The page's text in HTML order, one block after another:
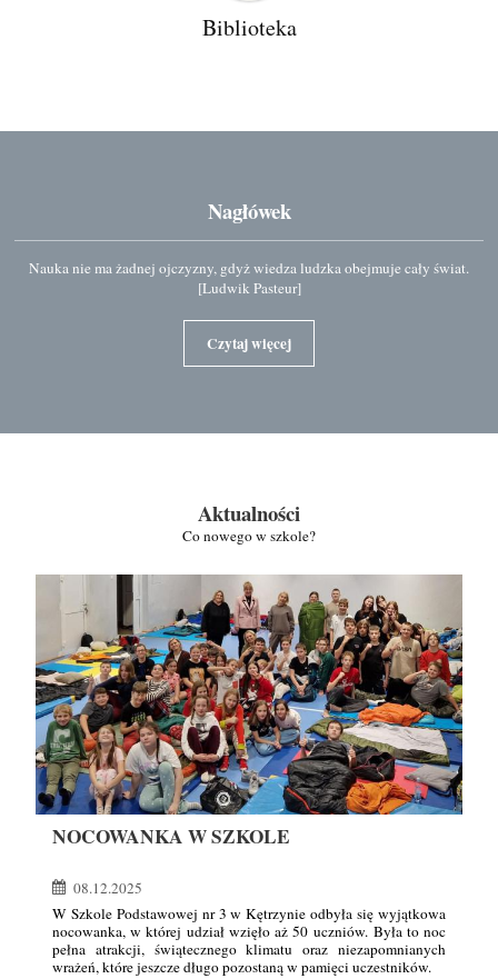
Biblioteka
Nagłówek
Nauka nie ma żadnej ojczyzny, gdyż wiedza ludzka obejmuje cały świat.
[Ludwik Pasteur]
Czytaj więcej
Aktualności
Co nowego w szkole?
NOCOWANKA W SZKOLE
08.12.2025
W Szkole Podstawowej nr 3 w Kętrzynie odbyła się wyjątkowa
nocowanka, w której udział wzięło aż 50 uczniów. Była to noc
pełna atrakcji, świątecznego klimatu oraz niezapomnianych
wrażeń, które jeszcze długo pozostaną w pamięci uczestników.